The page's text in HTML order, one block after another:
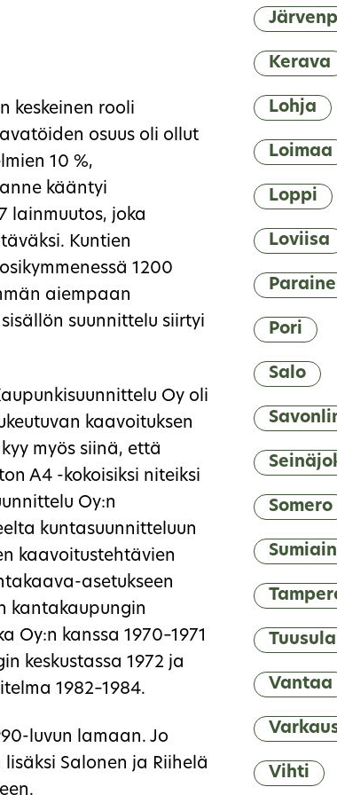
keskeinen rooli
osuus oli ollut
10 %,
kääntyi
lainmuutos, joka
Kuntien
1200
aiempaan
suunnittelu siirtyi
Oy oli
kaavoituksen
myös siinä, että
A4 -kokoisiksi niteiksi
Oy:n
kuntasuunnitteluun
kaavoitustehtävien
asetukseen
kantakaupungin
Oy:n kanssa 1970–1971
keskustassa 1972 ja
1982–1984.
luvun lamaan. Jo
Salonen ja Riihelä
Kerava
Lohja
Loimaa
Loppi
Loviisa
Pori
Salo
Somero
Tuusula
Vantaa
Vihti